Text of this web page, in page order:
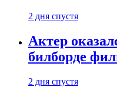
2 дня спустя
Актер
билборде
2 дня спустя